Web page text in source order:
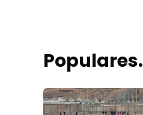
Populares.